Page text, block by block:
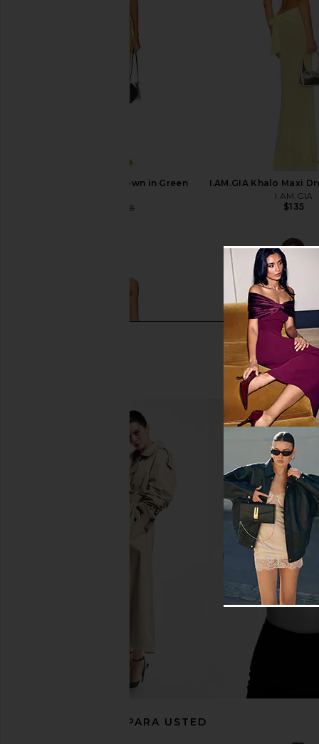
NBD The Donyale Gown in Green
$228
I.AM.GIA Khalo Maxi
I.AM.GIA
$135
Baobab Blade Dress in Marble Ivory
Previous price:
Lovers and Friends
Pear
Lovers and
$268
RECOMENDADO PARA USTED